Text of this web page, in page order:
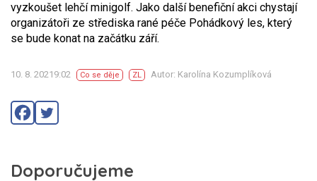
vyzkoušet lehčí minigolf. Jako další benefiční akci chystají
organizátoři ze střediska rané péče Pohádkový les, který
se bude konat na začátku září.
10. 8. 20219:02 Co se děje ZL Autor: Karolína Kozumplíková